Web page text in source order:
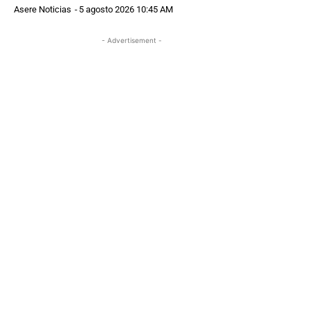
Asere Noticias - 5 agosto 2026 10:45 AM
- Advertisement -